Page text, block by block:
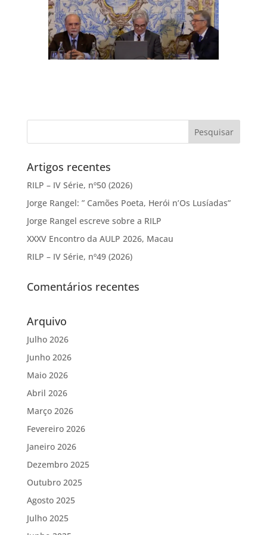
Artigos recentes
RILP – IV Série, nº50 (2026)
Jorge Rangel: ” Camões Poeta, Herói n’Os Lusíadas”
Jorge Rangel escreve sobre a RILP
XXXV Encontro da AULP 2026, Macau
RILP – IV Série, nº49 (2026)
Comentários recentes
Arquivo
Julho 2026
Junho 2026
Maio 2026
Abril 2026
Março 2026
Fevereiro 2026
Janeiro 2026
Dezembro 2025
Outubro 2025
Agosto 2025
Julho 2025